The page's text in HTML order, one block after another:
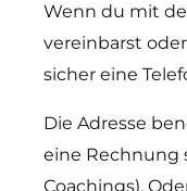
Wenn du mit
vereinbarst
sicher eine
Die Adresse
eine Rechnung
Coachings).